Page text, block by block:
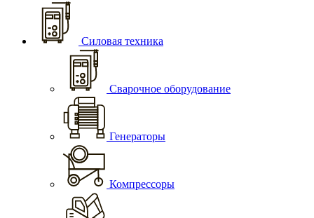
Силовая техника
Сварочное оборудование
Генераторы
Компрессоры